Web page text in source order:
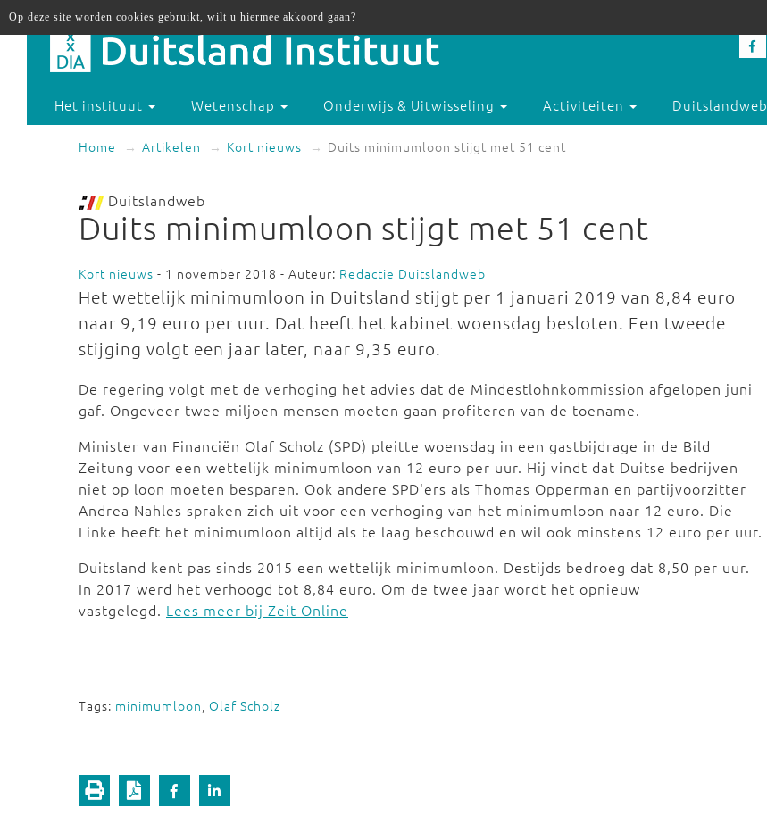
Het instituut Wetenschap Onderwijs & Uitwisseling Activiteiten Duitslandweb
Home Artikelen Kort nieuws Duits minimumloon stijgt met 51 cent
Duitslandweb
Duits minimumloon stijgt met 51 cent
Kort nieuws - 1 november 2018 - Auteur: Redactie Duitslandweb
Het wettelijk minimumloon in Duitsland stijgt per 1 januari 2019 van 8,84 euro
naar 9,19 euro per uur. Dat heeft het kabinet woensdag besloten. Een tweede
stijging volgt een jaar later, naar 9,35 euro.
De regering volgt met de verhoging het advies dat de Mindestlohnkommission afgelopen juni
gaf. Ongeveer twee miljoen mensen moeten gaan profiteren van de toename.
Minister van Financiën Olaf Scholz (SPD) pleitte woensdag in een gastbijdrage in de Bild
Zeitung voor een wettelijk minimumloon van 12 euro per uur. Hij vindt dat Duitse bedrijven
niet op loon moeten besparen. Ook andere SPD'ers als Thomas Opperman en partijvoorzitter
Andrea Nahles spraken zich uit voor een verhoging van het minimumloon naar 12 euro. Die
Linke heeft het minimumloon altijd als te laag beschouwd en wil ook minstens 12 euro per uur.
Duitsland kent pas sinds 2015 een wettelijk minimumloon. Destijds bedroeg dat 8,50 per uur.
In 2017 werd het verhoogd tot 8,84 euro. Om de twee jaar wordt het opnieuw
vastgelegd. Lees meer bij Zeit Online
Tags: minimumloon, Olaf Scholz
Op deze site worden cookies gebruikt, wilt u hiermee akkoord gaan?